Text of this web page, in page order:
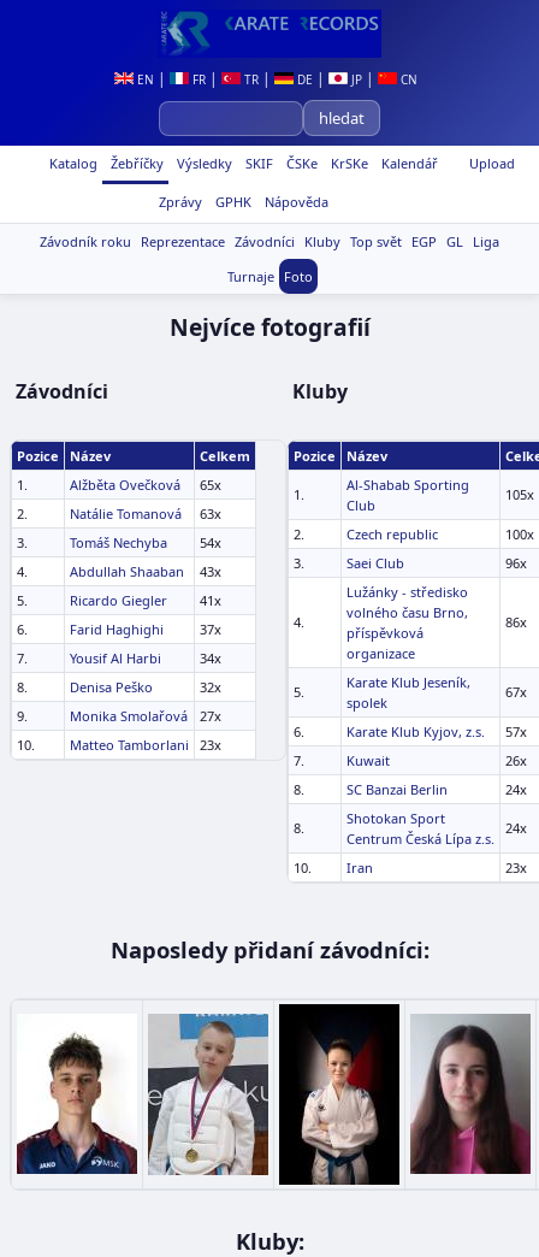
EN | FR | TR | DE | JP | CN
Upload
Katalog Žebříčky Výsledky SKIF ČSKe KrSKe Kalendář
Zprávy GPHK Nápověda
Závodník roku Reprezentace Závodníci Kluby Top svět EGP GL Liga
Turnaje
Foto
Nejvíce fotografií
Závodníci
Pozice Název
Celkem
1.
Alžběta Ovečková
65x
2.
Natálie Tomanová
63x
3.
Tomáš Nechyba
54x
4.
Abdullah Shaaban
43x
5.
Ricardo Giegler
41x
6.
Farid Haghighi
37x
7.
Yousif Al Harbi
34x
8.
Denisa Peško
32x
9.
Monika Smolařová
27x
10.
Matteo Tamborlani 23x
Kluby
Pozice Název
1.
Al-Shabab Sporting
Club
105x
2. Czech republic
100x
3.
Saei Club 96x
4.
Lužánky - středisko
volného času Brno,
příspěvková
organizace
86x
5.
Karate Klub Jeseník,
spolek
67x
6. Karate Klub Kyjov, z.s.
57x
7.
Kuwait
26x
8.
SC Banzai Berlin 24x
8.
Shotokan Sport
Centrum Česká Lípa z.s.
24x
10. Iran 23x
Naposledy přidaní závodníci:
Kluby: